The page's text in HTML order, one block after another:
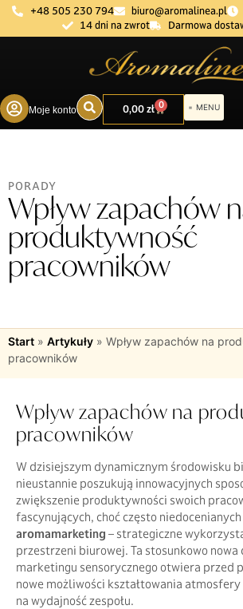
+48 505 230 794 biuro@aromalinea.pl
14 dni na zwrot
Darmowa
Moje konto 0,00zł 0
PORADY
Wpływ zapachów
produktywność
pracowników
Start » Artykuły » Wpływ zapachów na
pracowników
Wpływ zapachów na
pracowników
W dzisiejszym dynamicznym środowisku
nieustannie poszukują innowacyjnych
zwiększenie produktywności swoich
fascynujących, choć często
aromamarketing – strategiczne
przestrzeni biurowej. Ta stosunkowo nowa
marketingu sensorycznego otwiera przed
nowe możliwości kształtowania atmosfery
na wydajność zespołu.